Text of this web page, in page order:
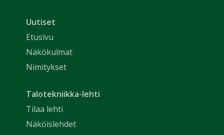
Uutiset
Etusivu
Näkökulmat
Nimitykset
Talotekniikka-lehti
Tilaa lehti
Näköislehdet